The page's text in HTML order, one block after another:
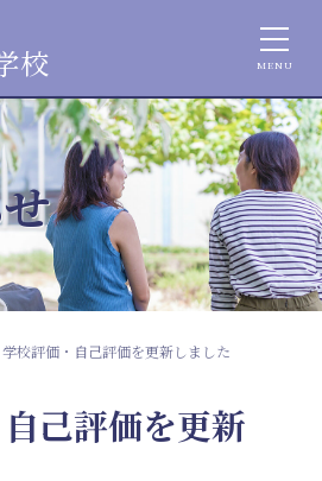
学校評価・自己評価を更新しました
校
己評価を更新